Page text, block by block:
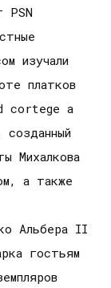
PSN
изучали
платков
cortege a
созданный
Михалкова
а также
Альбера II
гостьям